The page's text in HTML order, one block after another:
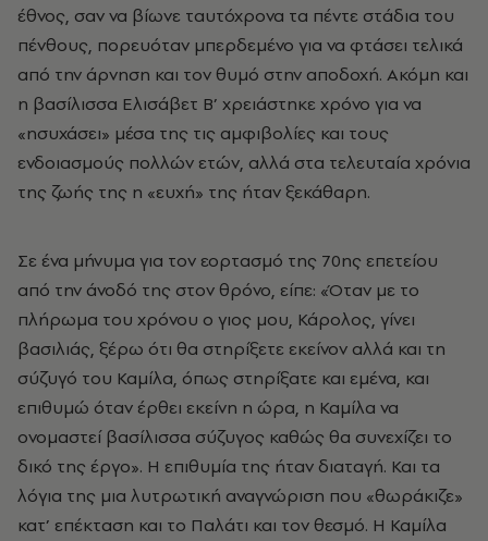
έθνος, σαν να βίωνε ταυτόχρονα τα πέντε στάδια του
πένθους, πορευόταν μπερδεμένο για να φτάσει τελικά
από την άρνηση και τον θυμό στην αποδοχή. Ακόμη και
η βασίλισσα Ελισάβετ Β’ χρειάστηκε χρόνο για να
«ησυχάσει» μέσα της τις αμφιβολίες και τους
ενδοιασμούς πολλών ετών, αλλά στα τελευταία χρόνια
της ζωής της η «ευχή» της ήταν ξεκάθαρη.
Σε ένα μήνυμα για τον εορτασμό της 70ης επετείου
από την άνοδό της στον θρόνο, είπε: «Όταν με το
πλήρωμα του χρόνου ο γιος μου, Κάρολος, γίνει
βασιλιάς, ξέρω ότι θα στηρίξετε εκείνον αλλά και τη
σύζυγό του Καμίλα, όπως στηρίξατε και εμένα, και
επιθυμώ όταν έρθει εκείνη η ώρα, η Καμίλα να
ονομαστεί βασίλισσα σύζυγος καθώς θα συνεχίζει το
δικό της έργο». Η επιθυμία της ήταν διαταγή. Και τα
λόγια της μια λυτρωτική αναγνώριση που «θωράκιζε»
κατ’ επέκταση και το Παλάτι και τον θεσμό. Η Καμίλα